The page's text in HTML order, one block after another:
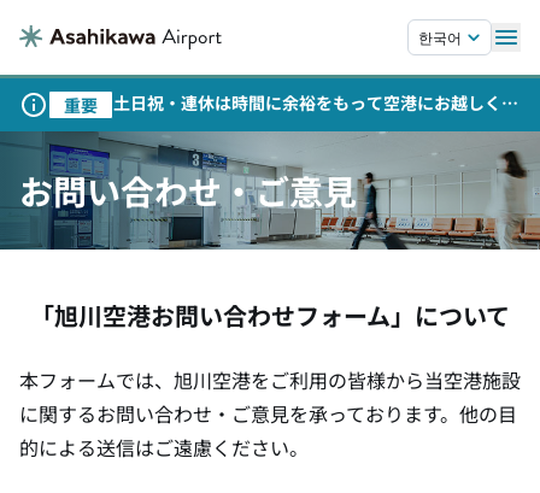
한국어
重要
土日祝・連休は時間に余裕をもって空港にお越しくだ
さい
お問い合わせ・ご意見
「旭川空港お問い合わせフォーム」について
本フォームでは、旭川空港をご利用の皆様から当空港施設
に関するお問い合わせ・ご意見を承っております。他の目
的による送信はご遠慮ください。